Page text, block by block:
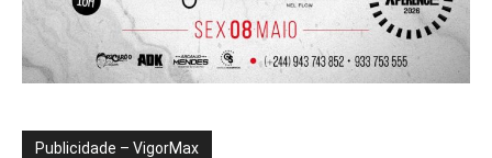
Publicidade – VigorMax